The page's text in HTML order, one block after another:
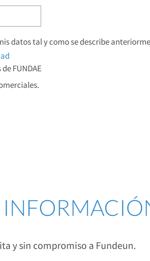
datos tal y como se describe
FUNDAE
y sin compromiso a Fundeun.